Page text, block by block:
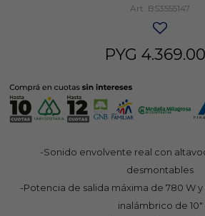
BS3555147
PYG
-Sonido envolvente real con
desmontables
-Potencia de salida máxima de 780 W
inalámbrico de 10"